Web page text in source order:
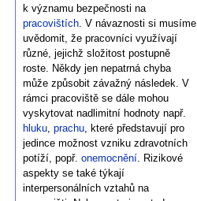
k významu bezpečnosti na
pracovištích . V návaznosti si musíme
uvědomit, že pracovníci využívají
různé, jejichž složitost postupně
roste. Někdy jen nepatrná chyba
může způsobit závažný následek. V
rámci pracoviště se dále mohou
vyskytovat nadlimitní hodnoty např.
hluku ,prachu , které představují pro
jedince možnost vzniku zdravotních
potíží, popř.onemocnění . Rizikové
aspekty se také týkají
interpersonálních vztahů na